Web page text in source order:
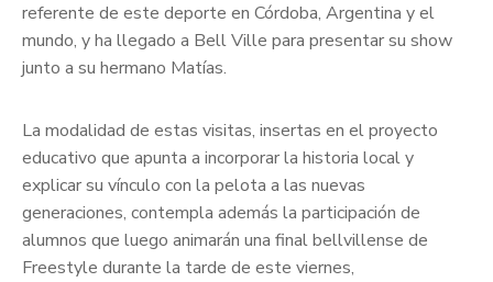
referente de este deporte en Córdoba, Argentina y el
mundo, y ha llegado a Bell Ville para presentar su show
junto a su hermano Matías.
La modalidad de estas visitas, insertas en el proyecto
educativo que apunta a incorporar la historia local y
explicar su vínculo con la pelota a las nuevas
generaciones, contempla además la participación de
alumnos que luego animarán una final bellvillense de
Freestyle durante la tarde de este viernes,